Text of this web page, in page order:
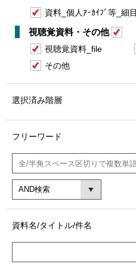
資料_個人ｱｰｶｲﾌﾞ等_細目
視聴覚資料・その他
視聴覚資料_file
その他
選択済み階層
フリーワード
資料名/タイトル/件名